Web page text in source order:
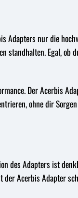
Adapters nur die
standhalten. Egal, ob
Der Acerbis
ohne dir
des Adapters ist
der Acerbis Adapter